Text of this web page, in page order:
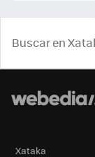
Xataka